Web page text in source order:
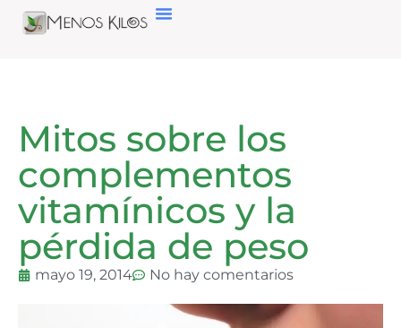
Mitos sobre los
complementos
vitamínicos y la
pérdida de peso
mayo 19, 2014 No hay comentarios